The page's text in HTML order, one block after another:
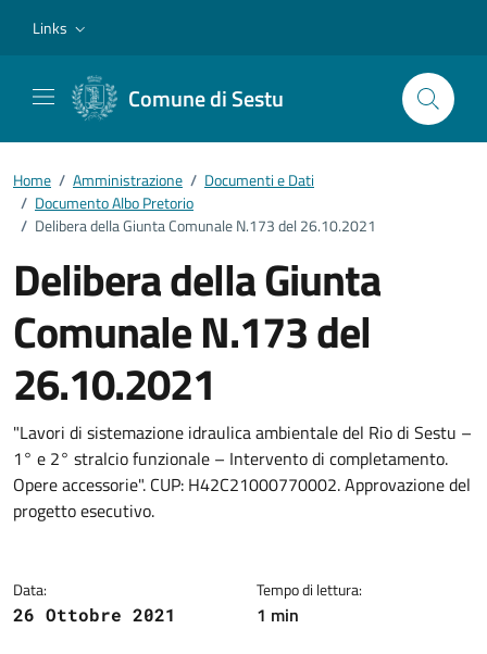
Links
Comune di Sestu
Home / Amministrazione / Documenti e Dati
/ Documento Albo Pretorio
/ Delibera della Giunta Comunale N.173 del 26.10.2021
Delibera della Giunta
Comunale N.173 del
26.10.2021
Dettagli del documento
"Lavori di sistemazione idraulica ambientale del Rio di Sestu –
1° e 2° stralcio funzionale – Intervento di completamento.
Opere accessorie". CUP: H42C21000770002. Approvazione del
progetto esecutivo.
Data:
26 Ottobre 2021
Tempo di lettura:
1 min